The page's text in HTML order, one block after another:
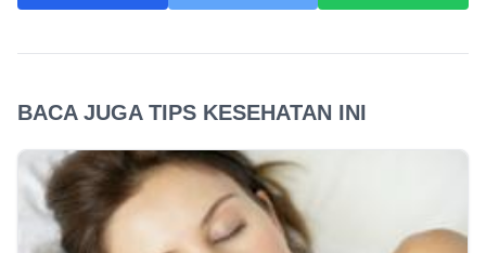
BACA JUGA TIPS KESEHATAN INI